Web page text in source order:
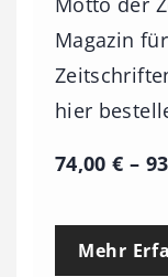
Magazin
hier
74,00€ –
Mehr